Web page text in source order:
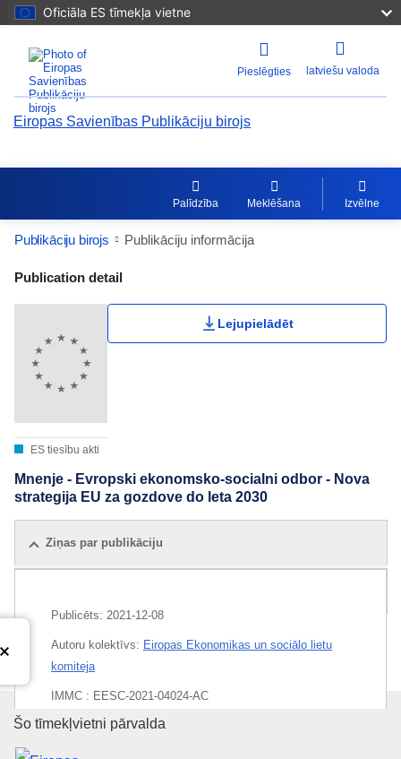
Oficiāla ES tīmekļa vietne
Pieslēgties latviešu valoda
Eiropas Savienības Publikāciju birojs
Palīdzība Meklēšana Izvēlne
Publikāciju birojs Publikāciju informācija
Publication Detail Actions Portlet
Publication detail
ES tiesību akti
Lejupielādēt
Mnenje - Evropski ekonomsko-socialni odbor - Nova
strategija EU za gozdove do leta 2030
Ziņas par publikāciju
Publicēts: 2021-12-08
Autoru kolektīvs: Eiropas Ekonomikas un sociālo lietu
komiteja
IMMC : EESC-2021-04024-AC
EDITION : d3a6da6b-545a-11ec-91ac-01aa75ed71a1
Eiropas Savienības Publikāciju
Šo tīmekļvietni pārvalda